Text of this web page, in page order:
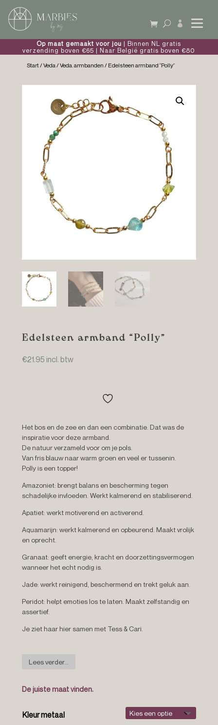

Op maat gemaakt voor jou | Binnen NL gratis
verzending boven €65 | Naar België gratis boven €80
Start/Veda/Veda. armbanden / Edelsteen armband “Polly”
Edelsteen armband “Polly”
€21.95 incl. btw
Het bos en de zee en dan een combinatie. Dat was de
inspiratie voor deze armband.
De natuur verzameld voor om je pols.
Van fris blauw naar warm groen en veel er tussenin.
Polly is een topper!
Amazoniet: brengt balans en bescherming tegen
schadelijke invloeden. Werkt kalmerend en stabiliserend.
Apatiet: werkt motiverend en activerend.
Aquamarijn: werkt kalmerend en opbeurend. Maakt vrolijk
en oprecht.
Granaat: geeft energie, kracht en doorzettingsvermogen
wanneer het echt nodig is.
Jade: werkt reinigend, beschermend en trekt geluk aan.
Peridot: helpt emoties los te laten. Maakt zelfstandig en
assertief.
Je ziet haar hier samen met Tess & Cari.
Lees verder...
De juiste maat vinden.
Kleur metaal